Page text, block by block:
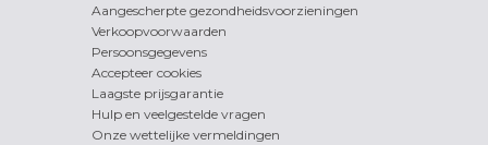
Aangescherpte gezondheidsvoorzieningen
Verkoopvoorwaarden
Persoonsgegevens
Accepteer cookies
Laagste prijsgarantie
Hulp en veelgestelde vragen
Onze wettelijke vermeldingen